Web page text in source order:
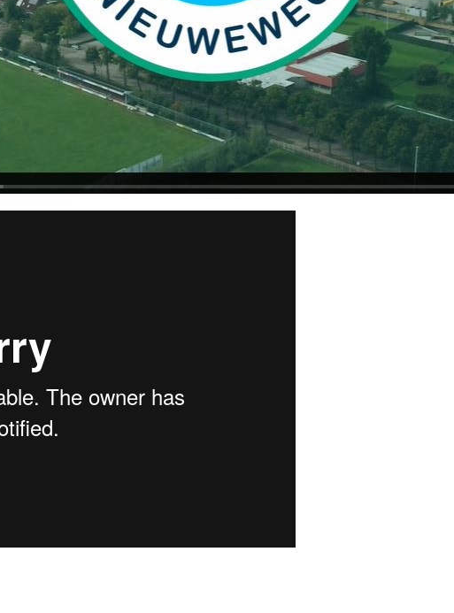
ondernemers aan bedrijventerrein De
heeft de focus op verduurzaming.
met de focus op verduurzaming.